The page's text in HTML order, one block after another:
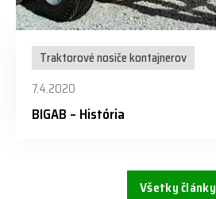
Traktorové nosiče kontajnerov
7.4.2020
BIGAB – História
Všetky články